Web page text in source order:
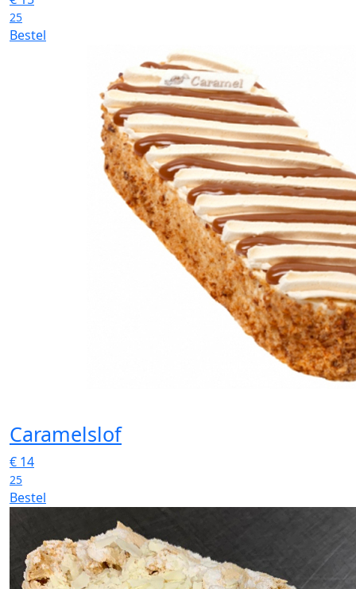
25
Bestel
Caramelslof
€ 14
25
Bestel